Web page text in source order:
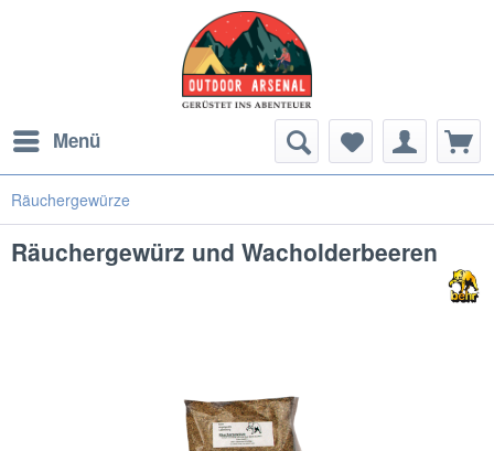
Menü
Räuchergewürze
Räuchergewürz und Wacholderbeeren